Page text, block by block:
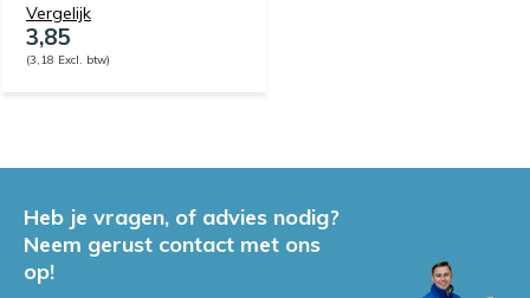
Vergelijk
3,85
(3,18 Excl. btw)
Heb je vragen, of advies nodig?
Neem gerust contact met ons
op!